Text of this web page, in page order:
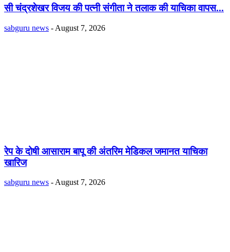
सी चंद्रशेखर विजय की पत्नी संगीता ने तलाक की याचिका वापस...
sabguru news - August 7, 2026
रेप के दोषी आसाराम बापू की अंतरिम मेडिकल जमानत याचिका
खारिज
sabguru news - August 7, 2026